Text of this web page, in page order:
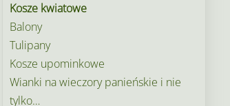
Kosze kwiatowe
Balony
Tulipany
Kosze upominkowe
Wianki na wieczory panieńskie i nie
tylko…